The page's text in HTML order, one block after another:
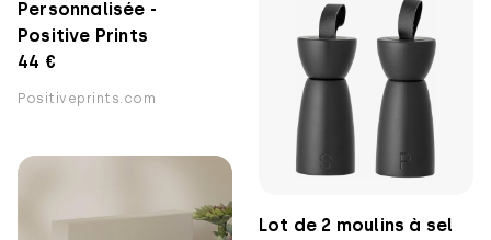
Personnalisée -
Positive Prints
44 €
Positiveprints.com
Lot de 2 moulins à sel